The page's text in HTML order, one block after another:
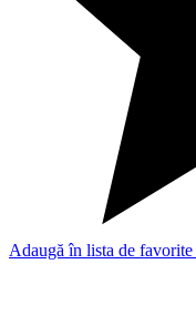
Adaugă în lista de favorite